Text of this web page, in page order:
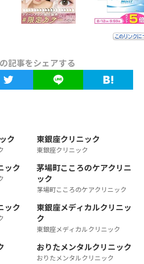
記事をシェアする
ク 東銀座クリニック
東銀座クリニック
ック
茅場町こころのケアクリニ
ック
茅場町こころのケアクリニック
ック
東銀座メディカルクリニッ
ク
東銀座メディカルクリニック
おりたメンタルクリニック
おりたメンタルクリニック